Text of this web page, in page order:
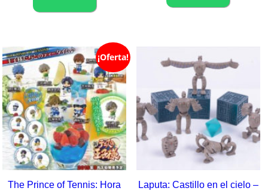
¡Oferta!
The Prince of Tennis: Hora
Laputa: Castillo en el cielo –